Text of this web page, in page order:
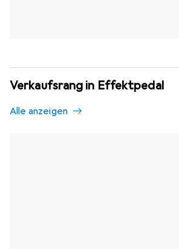
Verkaufsrang in Effektpedal
Alle anzeigen